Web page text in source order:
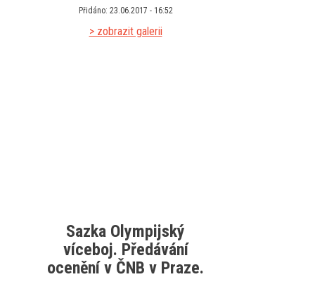
Přidáno: 23.06.2017 - 16:52
> zobrazit galerii
Sazka Olympijský
víceboj. Předávání
ocenění v ČNB v Praze.